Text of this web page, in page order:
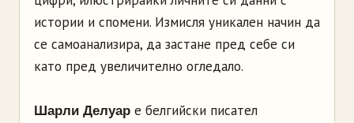
истории и спомени. Измисля уникален начин да
се самоанализира, да застане пред себе си
като пред увеличително огледало.
Шарли Делуар е белгийски писател